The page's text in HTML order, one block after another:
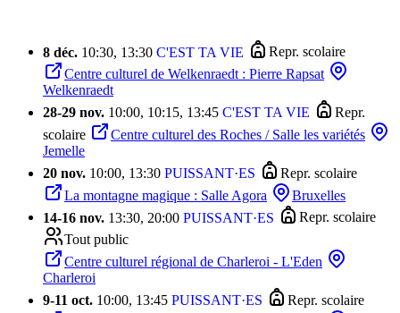
8 déc. 10:30, 13:30 C'EST TA VIE
Repr. scolaire
Centre culturel de Welkenraedt : Pierre Rapsat
Welkenraedt
28-29 nov. 10:00, 10:15, 13:45 C'EST TA VIE
Repr.
scolaire
Centre culturel des Roches / Salle les variétés
Jemelle
20 nov. 10:00, 13:30 PUISSANT·ES
Repr. scolaire
La montagne magique : Salle Agora
Bruxelles
14-16 nov. 13:30, 20:00 PUISSANT·ES
Repr. scolaire
Tout public
Centre culturel régional de Charleroi - L'Eden
Charleroi
9-11 oct. 10:00, 13:45 PUISSANT·ES
Repr. scolaire